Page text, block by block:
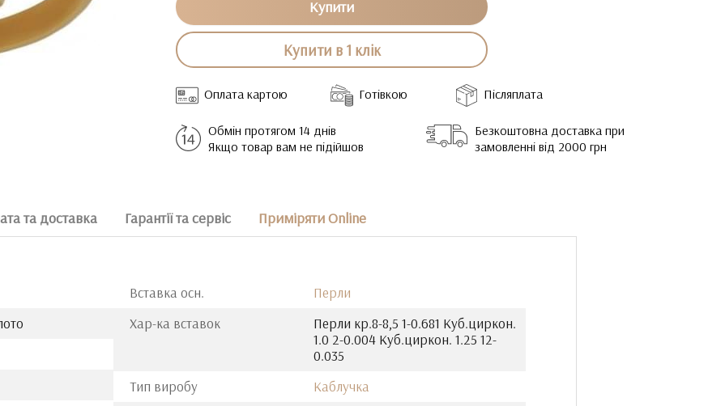
Купити
Купити в 1 клік
Оплата картою Готівкою Післяплата
Обмін протягом 14 днів
Якщо товар вам не підійшов
Безкоштовна доставка при
замовленні від 2000 грн
та доставка Гарантії та сервіс Приміряти Online
Вставка осн.
Перли
Хар-ка вставок
Перли кр.8-8,5 1-0.681 Куб.циркон.
1.0 2-0.004 Куб.циркон. 1.25 12-
0.035
Тип виробу
Каблучка